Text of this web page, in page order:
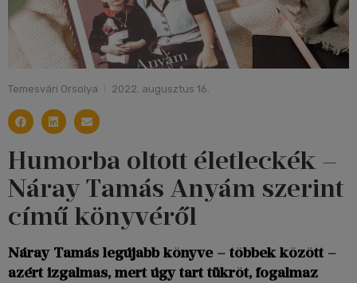
Temesvári Orsolya 2022. augusztus 16.
Humorba oltott életleckék –
Náray Tamás Anyám szerint
című könyvéről
Náray Tamás legújabb könyve – többek között –
azért izgalmas, mert úgy tart tükröt, fogalmaz